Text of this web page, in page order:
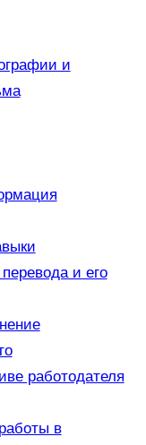
и
и его
работодателя
в